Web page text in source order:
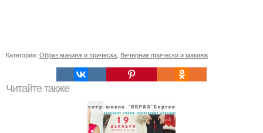
Категории: Образ макияж и прическа Вечерние прически и макияж
Читайте также